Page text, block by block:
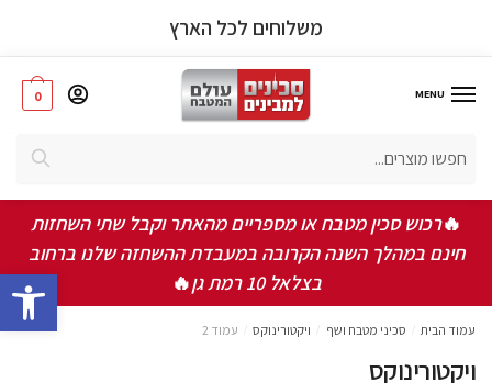
משלוחים לכל הארץ
MENU
חיפוש
0
🔥רכוש סכין מטבח או מספריים מהאתר וקבל שתי השחזות
חינם במהלך השנה הקרובה במעבדת ההשחזה שלנו ברחוב
בצלאל 10 רמת גן
🔥
עמוד הבית סכיני מטבח ושף ויקטורינוקס עמוד 2
ויקטורינוקס